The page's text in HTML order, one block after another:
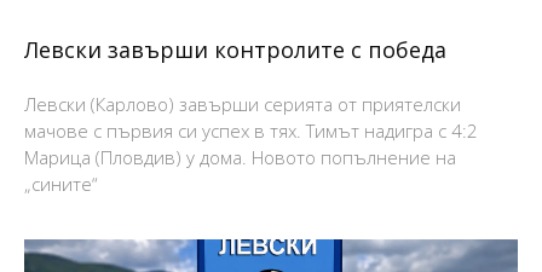
Левски завърши контролите с победа
Левски (Карлово) завърши серията от приятелски
мачове с първия си успех в тях. Тимът надигра с 4:2
Марица (Пловдив) у дома. Новото попълнение на
„сините“